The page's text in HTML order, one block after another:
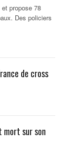
propose 78
Des policiers
de cross
mort sur son